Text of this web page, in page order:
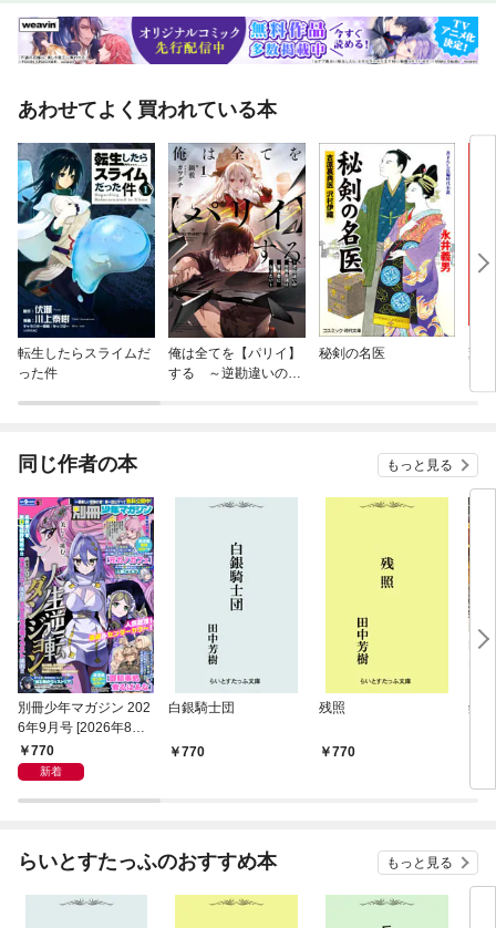
あわせてよく買われている本
転生したらスライムだ
った件
俺は全てを【パリイ】
する ～逆勘違いの世
秘剣の名医 薫
同じ作者の本 もっと見る
別冊少年マガジン 202
6年9月号 [2026年8月7
日発売]
770
新着
白銀騎士団
770
残照
770
銀
らいとすたっふのおすすめ本 もっと見る